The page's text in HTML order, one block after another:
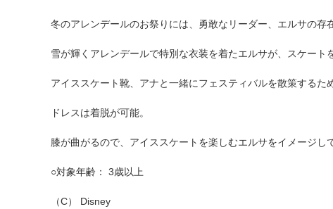
冬のアレンデールのお祭りには、勇敢なリーダー、エルサの存
雪が輝くアレンデールで特別な衣装を着たエルサが、スケート
アイススケート靴、アナと一緒にフェスティバルを散策するた
ドレスは着脱が可能。
膝が曲がるので、アイススケートを楽しむエルサをイメージし
○対象年齢： 3歳以上
（C） Disney